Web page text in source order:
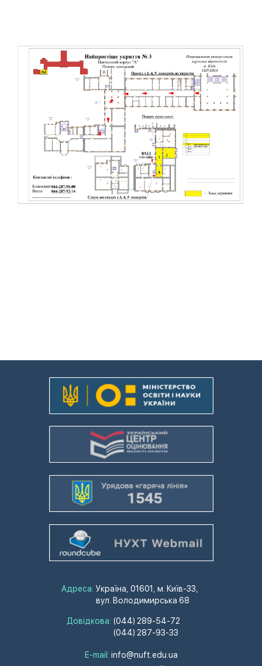
Адреса: Україна, 01601, м. Київ-33,
вул. Володимирська 68
Довідкова: (044) 289-54-72
(044) 287-93-33
E-mail: info@nuft.edu.ua